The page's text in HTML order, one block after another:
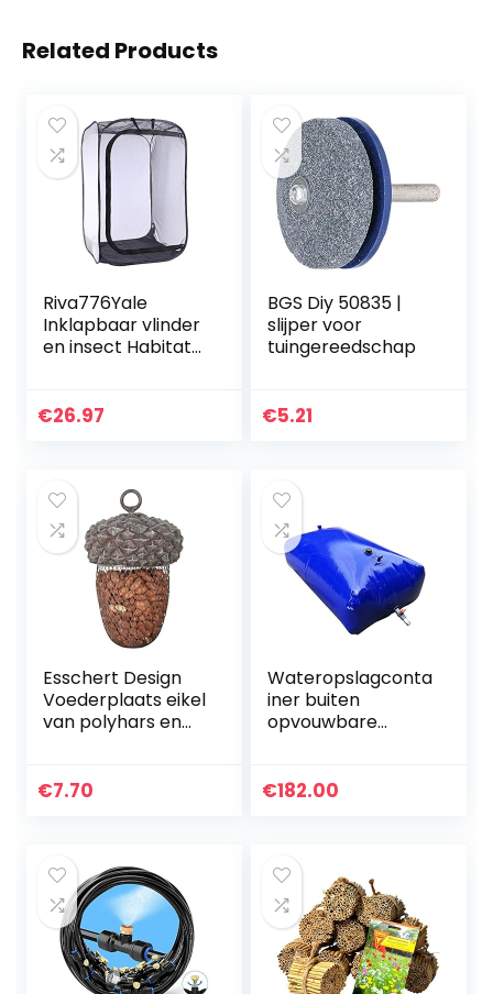
Related Products
Riva776Yale
Inklapbaar vlinder
en insect Habitat
€26.97
BGS Diy 50835 |
slijper voor
tuingereedschap
€5.21
Esschert Design
Voederplaats eikel
van polyhars en
€7.70
Wateropslagconta
iner buiten
opvouwbare
capaciteit,
€182.00